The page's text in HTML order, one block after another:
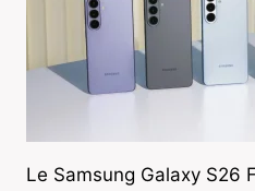
Le Samsung Galaxy S26